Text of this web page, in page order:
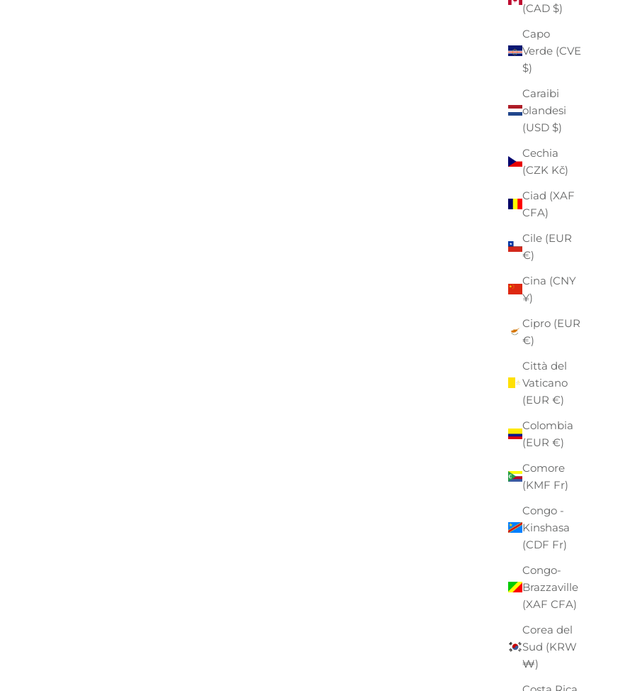
(CAD $)
Capo
Verde (CVE
$)
Caraibi
olandesi
(USD $)
Cechia
(CZK Kč)
Ciad (XAF
CFA)
Cile (EUR
€)
Cina (CNY
¥)
Cipro (EUR
€)
Città del
Vaticano
(EUR €)
Colombia
(EUR €)
Comore
(KMF Fr)
Congo -
Kinshasa
(CDF Fr)
Congo-
Brazzaville
(XAF CFA)
Corea del
Sud (KRW
₩)